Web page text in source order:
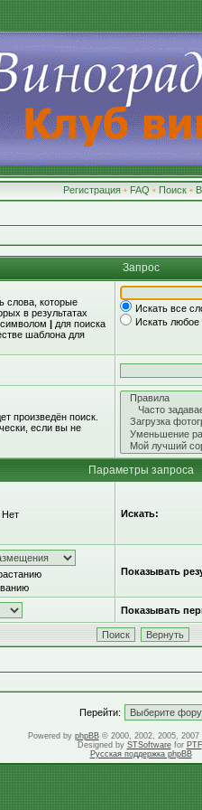
Регистрация • FAQ • Поиск •
Запрос
слова, которые
в результатах
| для поиска
шаблона для
Искать все
Искать любое
произведён поиск.
если вы не
Параметры запроса
Нет Искать:
Показывать
Показывать
Перейти:
Powered by phpBB© 2000, 2002, 2005, 2007
Designed by STSoftwarefor PTF
Русская поддержка phpBB